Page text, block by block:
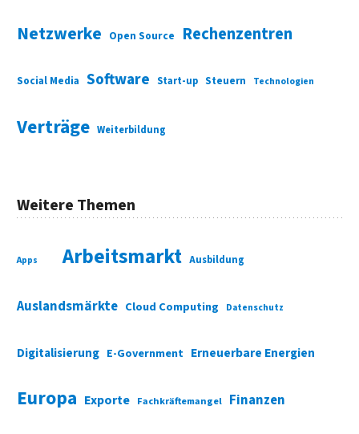
Netzwerke Open Source Rechenzentren
Social Media Software Start-up Steuern Technologien
Verträge Weiterbildung
Weitere Themen
Apps Arbeitsmarkt Ausbildung
Auslandsmärkte Cloud Computing Datenschutz
Digitalisierung E-Government Erneuerbare Energien
Europa Exporte Fachkräftemangel Finanzen